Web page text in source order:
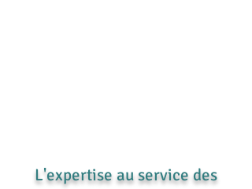
L'expertise au service des